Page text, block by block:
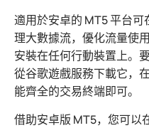
適用於安卓的 MT5 平台
理大數據流，優化流量使
安裝在任何行動裝置上。
從谷歌遊戲服務下載它，
能齊全的交易終端即可。
借助安卓版 MT5，您可以